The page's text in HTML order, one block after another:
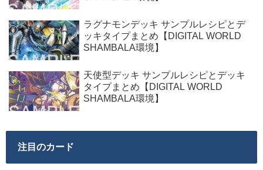
ラグナモンデッキ サンプルレシピとデ
ッキタイプまとめ【DIGITAL WORLD
SHAMBALA環境】
天使型デッキ サンプルレシピとデッキ
タイプまとめ【DIGITAL WORLD
SHAMBALA環境】
注目のカード